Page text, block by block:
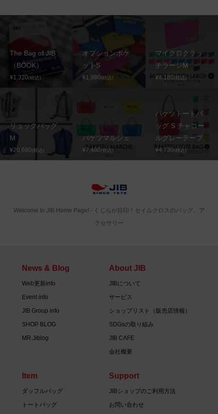
The Bag of JIB
（BOOK）
¥1,320(税込)
オプションポケ
ットS
¥1,980(税込)
マイクロクラッ
チラージM
¥4,180(税込)
リュックバッグ
M
¥20,680(税込)
バケツマルシェ
¥7,480(税込)
バケツトートバ
ッグ S チャコー
ルグレーテープ
¥4,730(税込)
Welcome to JIB Home Page! ‐ くじらが目印！セイルクロスのバッグ、ア
クセサリー
News & Blog
Web更新info
Event info
JIB Group info
SHOP BLOG
MR.Jiblog
About JIB
JIBについて
サービス
ショップリスト（販売店情報）
SDGsの取り組み
JIB CAFE
会社概要
Item
ダッフルバッグ
トートバッグ
Support
JIBショップのご利用方法
お問い合わせ